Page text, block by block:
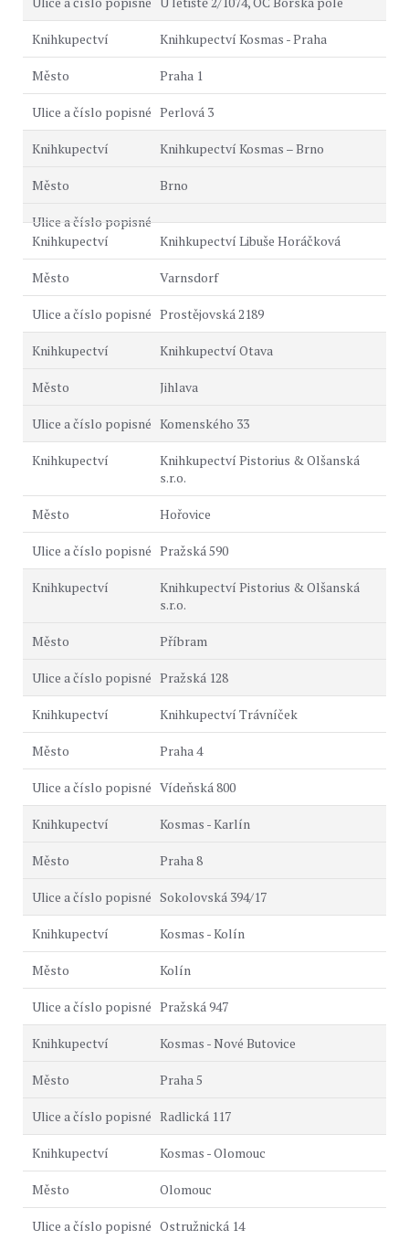
Knihkupectví Kosmas - Praha
Praha 1
Perlová 3
Knihkupectví Kosmas – Brno
Brno
Knihkupectví Libuše Horáčková
Varnsdorf
Prostějovská 2189
Knihkupectví Otava
Jihlava
Komenského 33
Knihkupectví Pistorius & Olšanská
s.r.o.
Hořovice
Pražská 590
Knihkupectví Pistorius & Olšanská
s.r.o.
Příbram
Pražská 128
Knihkupectví Trávníček
Praha 4
Vídeňská 800
Kosmas - Karlín
Praha 8
Sokolovská 394/17
Kosmas - Kolín
Kolín
Pražská 947
Kosmas - Nové Butovice
Praha 5
Radlická 117
Kosmas - Olomouc
Olomouc
Ostružnická 14